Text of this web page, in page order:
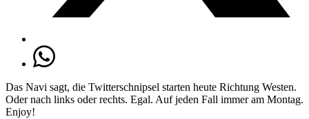
Das Navi sagt, die Twitterschnipsel starten heute Richtung Westen.
Oder nach links oder rechts. Egal. Auf jeden Fall immer am Montag.
Enjoy!